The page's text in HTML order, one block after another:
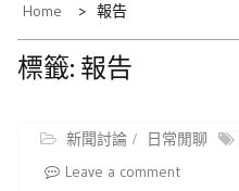
Home 報告
標籤: 報告
新聞討論 日常閒聊
Leave a comment